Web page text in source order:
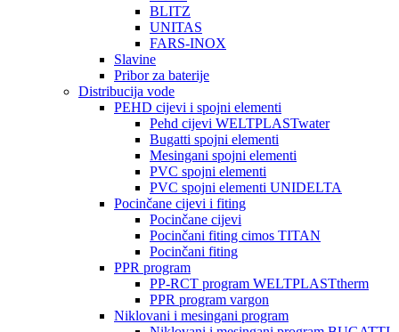
BLITZ
UNITAS
FARS-INOX
Slavine
Pribor za baterije
Distribucija vode
PEHD cijevi i spojni elementi
Pehd cijevi WELTPLASTwater
Bugatti spojni elementi
Mesingani spojni elementi
PVC spojni elementi
PVC spojni elementi UNIDELTA
Pocinčane cijevi i fiting
Pocinčane cijevi
Pocinčani fiting cimos TITAN
Pocinčani fiting
PPR program
PP-RCT program WELTPLASTtherm
PPR program vargon
Niklovani i mesingani program